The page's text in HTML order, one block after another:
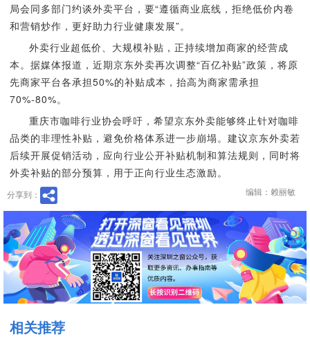
局会同多部门约谈外卖平台，要“遵循商业底线，拒绝低价内卷
和营销炒作，更好助力行业健康发展”。
外卖行业超低价、大规模补贴，正持续增加商家的经营成
本。据媒体报道，近期京东外卖再次调整“百亿补贴”政策，将原
先商家平台各承担50%的补贴成本，抬高为商家需承担
70%-80%。
重庆市咖啡行业协会呼吁，希望京东外卖能够终止针对咖啡
品类的非理性补贴，避免价格体系进一步崩塌。建议京东外卖若
后续开展促销活动，应向行业公开补贴机制和算法规则，同时将
外卖补贴的部分预算，用于正向行业生态激励。
分享到： 编辑：赖丽敏
相关推荐